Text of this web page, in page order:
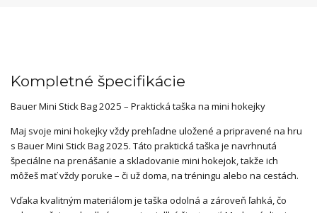
Kompletné špecifikácie
Bauer Mini Stick Bag 2025 – Praktická taška na mini hokejky
Maj svoje mini hokejky vždy prehľadne uložené a pripravené na hru
s Bauer Mini Stick Bag 2025. Táto praktická taška je navrhnutá
špeciálne na prenášanie a skladovanie mini hokejok, takže ich
môžeš mať vždy poruke – či už doma, na tréningu alebo na cestách.
Vďaka kvalitným materiálom je taška odolná a zároveň ľahká, čo